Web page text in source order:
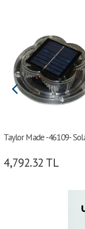
Taylor Made -46109-
4,792.32 TL